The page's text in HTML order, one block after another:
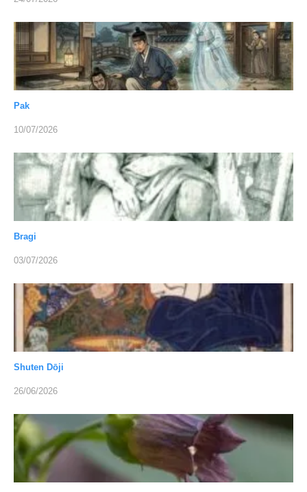
Pak
10/07/2026
Bragi
03/07/2026
Shuten Dōji
26/06/2026